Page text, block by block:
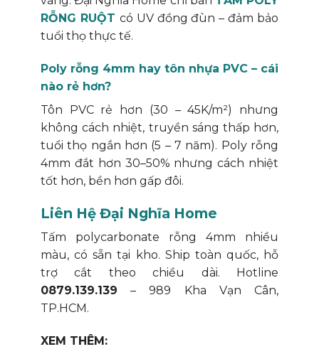
RỖNG RUỘT có UV đồng đùn – đảm bảo
tuổi thọ thực tế.
Poly rỗng 4mm hay tôn nhựa PVC – cái
nào rẻ hơn?
Tôn PVC rẻ hơn (30 – 45K/m²) nhưng
không cách nhiệt, truyền sáng thấp hơn,
tuổi thọ ngắn hơn (5 – 7 năm). Poly rỗng
4mm đắt hơn 30–50% nhưng cách nhiệt
tốt hơn, bền hơn gấp đôi.
Liên Hệ Đại Nghĩa Home
Tấm polycarbonate rỗng 4mm nhiều
màu, có sẵn tại kho. Ship toàn quốc, hỗ
trợ cắt theo chiều dài. Hotline
0879.139.139 – 989 Kha Vạn Cân,
TP.HCM.
XEM THÊM: